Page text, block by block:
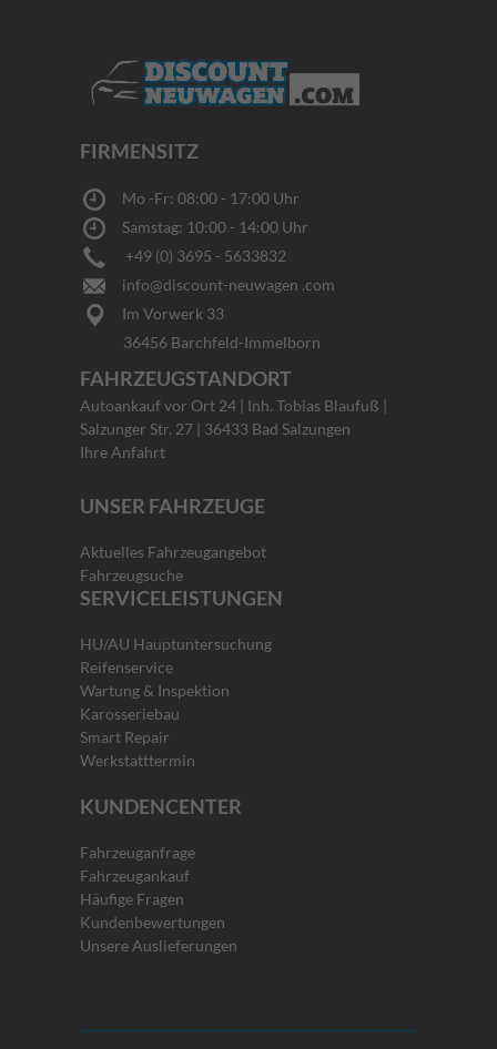
FIRMENSITZ
Mo -Fr: 08:00 - 17:00 Uhr
Samstag: 10:00 - 14:00 Uhr
+49 (0) 3695 - 5633832
info@discount-neuwagen .com
Im Vorwerk 33
36456 Barchfeld-Immelborn
FAHRZEUGSTANDORT
Autoankauf vor Ort 24 | Inh. Tobias Blaufuß |
Salzunger Str. 27 | 36433 Bad Salzungen
Ihre Anfahrt
UNSER FAHRZEUGE
Aktuelles Fahrzeugangebot
Fahrzeugsuche
SERVICELEISTUNGEN
HU/AU Hauptuntersuchung
Reifenservice
Wartung & Inspektion
Karosseriebau
Smart Repair
Werkstatttermin
KUNDENCENTER
Fahrzeuganfrage
Fahrzeugankauf
Häufige Fragen
Kundenbewertungen
Unsere Auslieferungen